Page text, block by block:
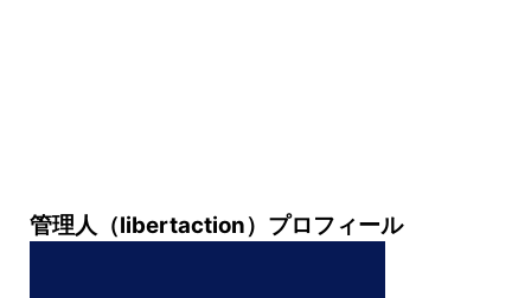
管理人（libertaction）プロフィール